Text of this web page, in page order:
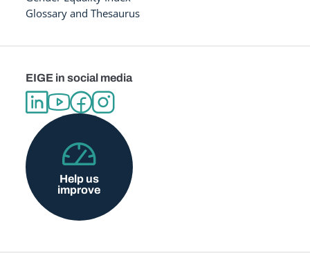
Glossary and Thesaurus
EIGE in social media
Help us
improve